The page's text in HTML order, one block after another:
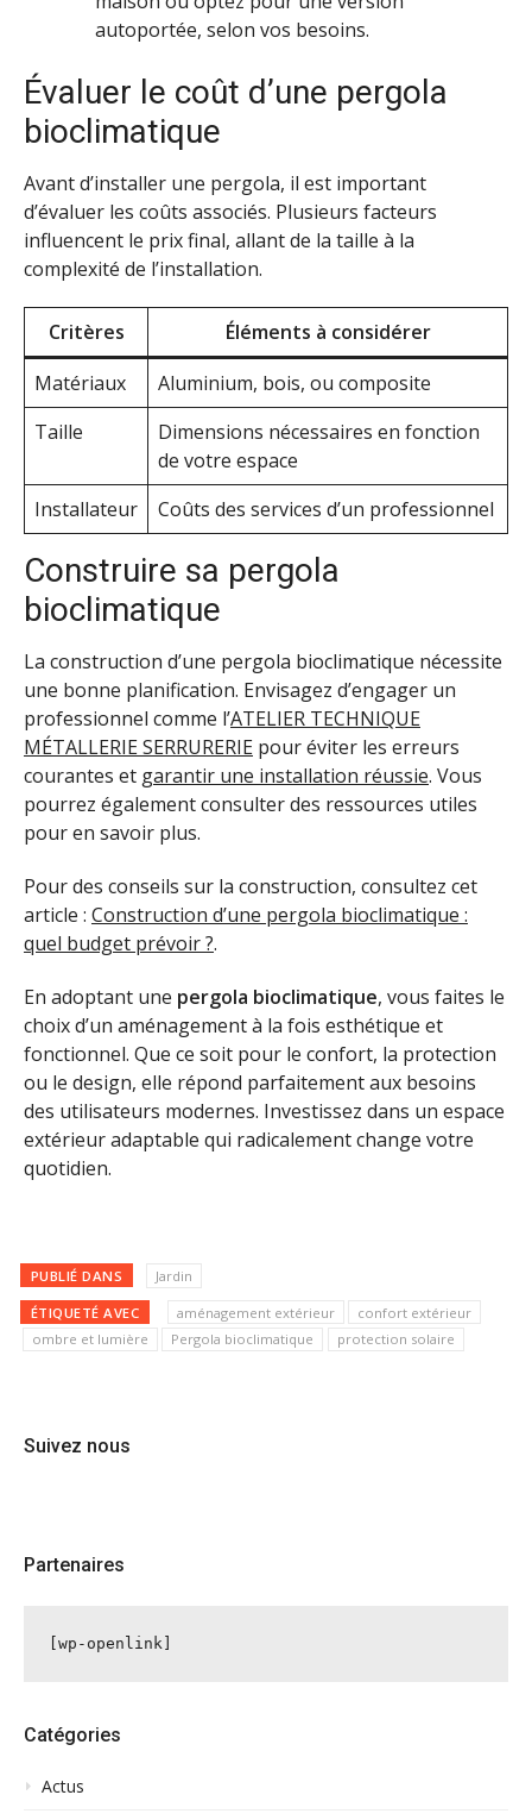
autoportée, selon vos besoins.
Évaluer le coût d’une pergola
bioclimatique
Avant d’installer une pergola, il est important
d’évaluer les coûts associés. Plusieurs facteurs
influencent le prix final, allant de la taille à la
complexité de l’installation.
Critères
Éléments à considérer
Matériaux
Aluminium, bois, ou composite
Taille
Dimensions nécessaires en fonction
de votre espace
Installateur
Coûts des services d’un professionnel
Construire sa pergola
bioclimatique
La construction d’une pergola bioclimatique nécessite
une bonne planification. Envisagez d’engager un
professionnel comme l’ATELIER TECHNIQUE
MÉTALLERIE SERRURERIE pour éviter les erreurs
courantes et garantir une installation réussie. Vous
pourrez également consulter des ressources utiles
pour en savoir plus.
Pour des conseils sur la construction, consultez cet
article : Construction d’une pergola bioclimatique :
quel budget prévoir ?.
En adoptant une pergola bioclimatique, vous faites le
choix d’un aménagement à la fois esthétique et
fonctionnel. Que ce soit pour le confort, la protection
ou le design, elle répond parfaitement aux besoins
des utilisateurs modernes. Investissez dans un espace
extérieur adaptable qui radicalement change votre
quotidien.
PUBLIÉ DANS Jardin
ÉTIQUETÉ AVEC aménagement extérieur
confort extérieur
ombre et lumière
Pergola bioclimatique protection solaire
Suivez nous
Partenaires
[wp-openlink]
Catégories
Actus